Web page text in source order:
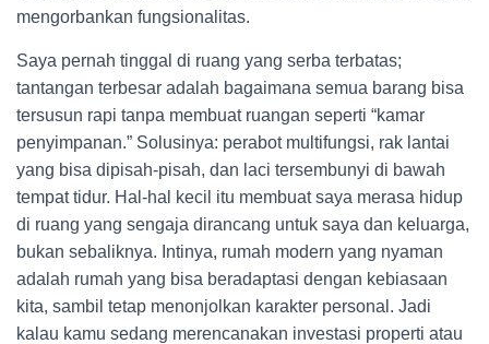
mengorbankan fungsionalitas.
Saya pernah tinggal di ruang yang serba terbatas;
tantangan terbesar adalah bagaimana semua barang bisa
tersusun rapi tanpa membuat ruangan seperti “kamar
penyimpanan.” Solusinya: perabot multifungsi, rak lantai
yang bisa dipisah-pisah, dan laci tersembunyi di bawah
tempat tidur. Hal-hal kecil itu membuat saya merasa hidup
di ruang yang sengaja dirancang untuk saya dan keluarga,
bukan sebaliknya. Intinya, rumah modern yang nyaman
adalah rumah yang bisa beradaptasi dengan kebiasaan
kita, sambil tetap menonjolkan karakter personal. Jadi
kalau kamu sedang merencanakan investasi properti atau